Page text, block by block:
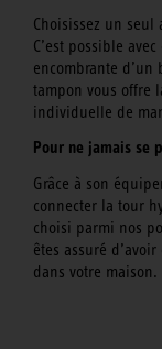
Choisissez un
C’est possible
encombrante d’un
tampon vous offre
individuelle de
Pour ne jamais se
Grâce à son
connecter la tour
choisi parmi nos
êtes assuré
dans votre maison.